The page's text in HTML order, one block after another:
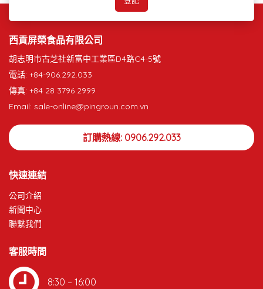
西貢屏榮食品有限公司
胡志明市古芝社新富中工業區D4路C4-5號
電話: +84-906.292.033
傳真: +84 28 3796 2999
Email: sale-online@pingroun.com.vn
訂購熱線: 0906.292.033
快速連結
公司介紹
新聞中心
聯繫我們
客服時間
8:30 – 16:00